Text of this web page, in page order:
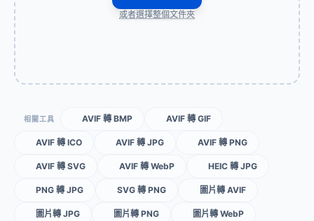
或者選擇整個文件夾
相關工具 AVIF 轉 BMP AVIF 轉 GIF
AVIF 轉 ICO AVIF 轉 JPG AVIF 轉 PNG
AVIF 轉 SVG AVIF 轉 WebP HEIC 轉 JPG
PNG 轉 JPG SVG 轉 PNG 圖片轉 AVIF
圖片轉 JPG 圖片轉 PNG 圖片轉 WebP